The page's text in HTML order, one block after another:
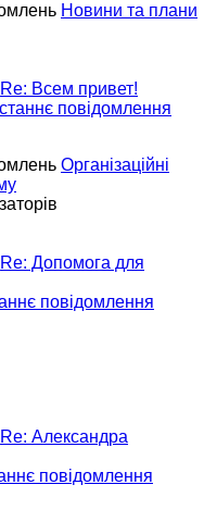
Новини та плани
Re: Всем привет!
повідомлення
Організаційні
Re: Допомога для
повідомлення
Re: Александра
повідомлення